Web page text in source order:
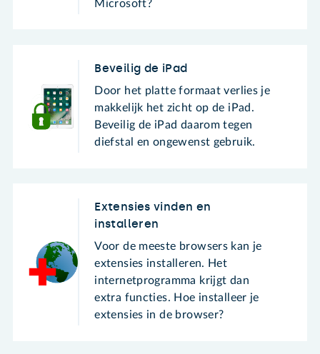
Microsoft?
Beveilig de iPad
Door het platte formaat verlies je
makkelijk het zicht op de iPad.
Beveilig de iPad daarom tegen
diefstal en ongewenst gebruik.
Extensies vinden en
installeren
Voor de meeste browsers kan je
extensies installeren. Het
internetprogramma krijgt dan
extra functies. Hoe installeer je
extensies in de browser?